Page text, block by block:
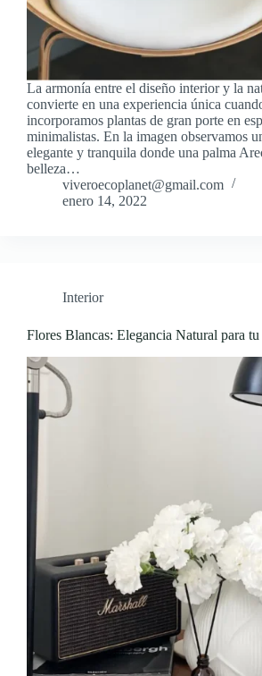
La armonía entre el diseño interior y la
convierte en una experiencia única
incorporamos plantas de gran porte en
minimalistas. En la imagen observamos
elegante y tranquila donde una palma
belleza…
viveroecoplanet@gmail.com
enero 14, 2022
Interior
Flores Blancas: Elegancia Natural para